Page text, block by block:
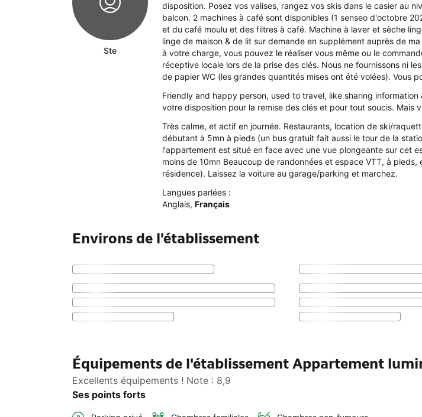
Ste
disposition. Posez vos valises, rangez vos skis dans le casier au
balcon. 2 machines à café sont disponibles (1 senseo d'octobre
et du café moulu et des filtres à café. Machine à laver et sèche
linge de maison & de lit sur demande en supplément auprès de
à votre charge, vous pouvez le réaliser vous même ou le
réceptive locale lors de la prise des clés. Nous ne fournissons ni
de papier WC (les grandes quantités mises ont été volées). Vous
Friendly and happy person, used to travel, like sharing
votre disposition pour la remise des clés et pour tout soucis. Mais
Très calme, et actif en journée. Restaurants, location de ski/
débutant à 5mn à pieds (un bus gratuit fait aussi le tour de la
l'appartement est situé en face avec une vue plongeante sur cet
moins de 10mn Beaucoup de randonnées et espace VTT, à
résidence). Laissez la voiture au garage/parking et marchez.
Langues parlées :
Anglais, Français
Environs de l'établissement
Équipements de l'établissement Appartement
Excellents équipements ! Note : 8,9
Ses points forts